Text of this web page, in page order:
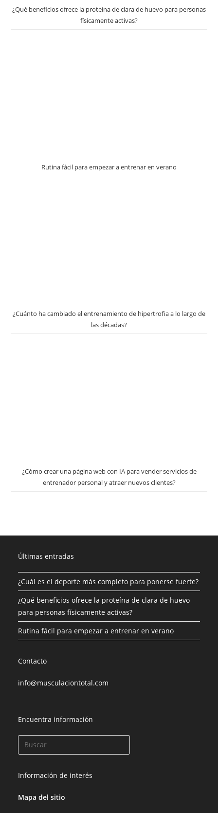
¿Qué beneficios ofrece la proteína de clara de huevo para personas
físicamente activas?
Rutina fácil para empezar a entrenar en verano
¿Cuánto ha cambiado el entrenamiento de hipertrofia a lo largo de
las décadas?
¿Cómo crear una página web con IA para vender servicios de
entrenador personal y atraer nuevos clientes?
Últimas entradas
¿Cuál es el deporte más completo para ponerse fuerte?
¿Qué beneficios ofrece la proteína de clara de huevo
para personas físicamente activas?
Rutina fácil para empezar a entrenar en verano
Contacto
info@musculaciontotal.com
Encuentra información
Información de interés
Mapa del sitio